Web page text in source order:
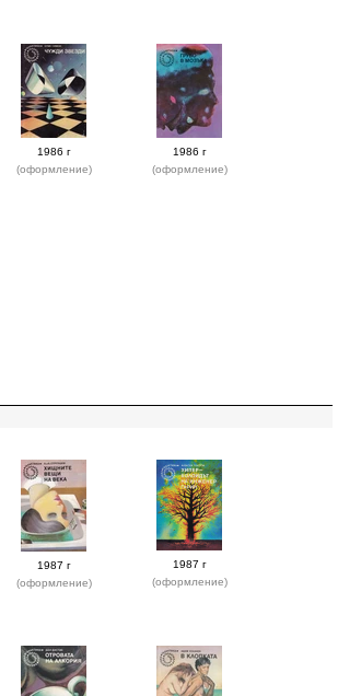
1986 г
(оформление)
1986 г
(оформление)
1987 г
(оформление)
1987 г
(оформление)